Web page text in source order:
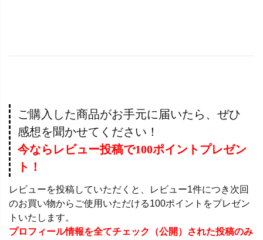
ご購入した商品がお手元に届いたら、ぜひ
感想を聞かせてください！
今ならレビュー投稿で100ポイントプレゼン
ト！
レビューを投稿していただくと、レビュー1件につき次回
のお買い物からご使用いただける100ポイントをプレゼン
トいたします。
プロフィール情報を全てチェック（公開）された投稿のみ